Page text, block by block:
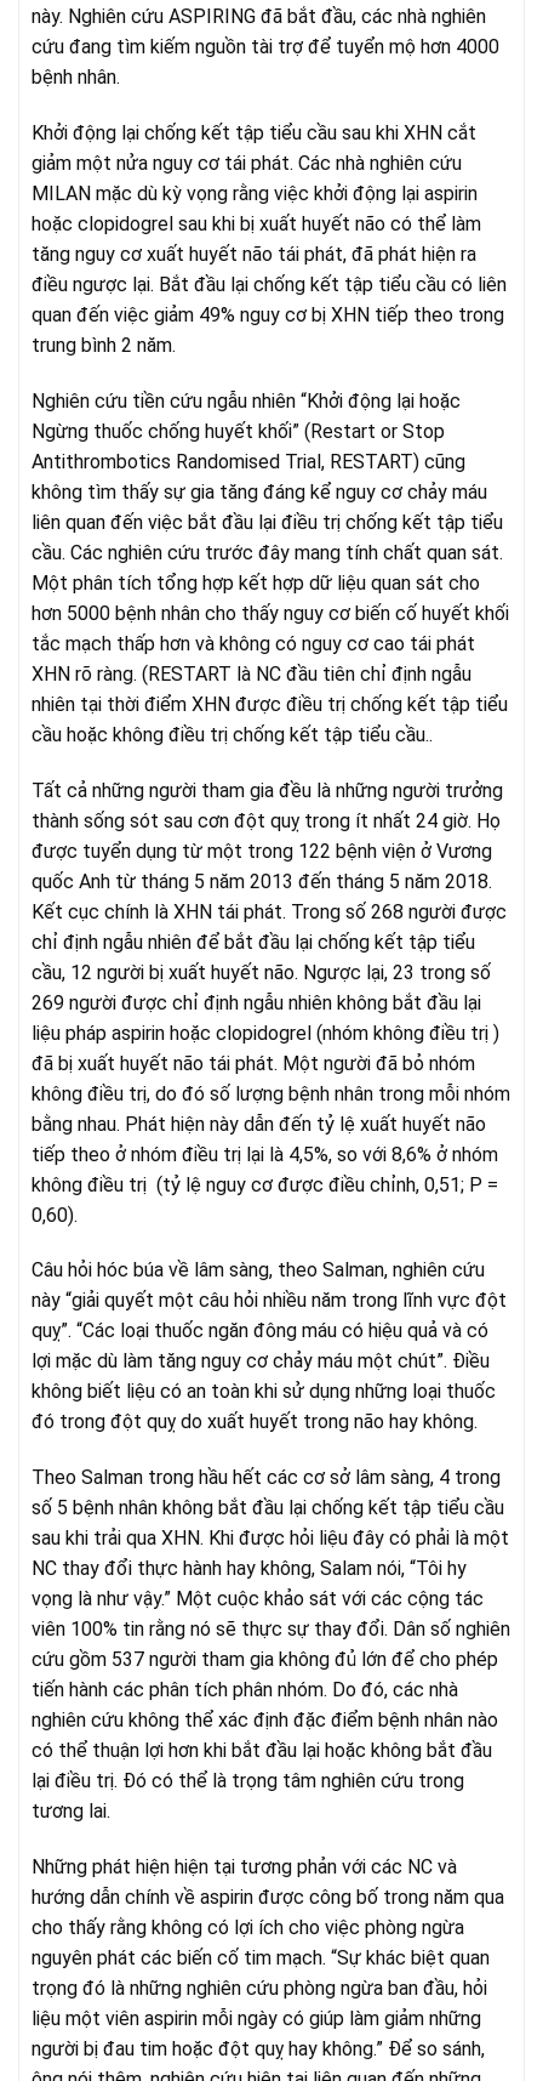
này. Nghiên cứu ASPIRING đã bắt đầu, các nhà nghiên
cứu đang tìm kiếm nguồn tài trợ để tuyển mộ hơn 4000
bệnh nhân.
Khởi động lại chống kết tập tiểu cầu sau khi XHN cắt
giảm một nửa nguy cơ tái phát. Các nhà nghiên cứu
MILAN mặc dù kỳ vọng rằng việc khởi động lại aspirin
hoặc clopidogrel sau khi bị xuất huyết não có thể làm
tăng nguy cơ xuất huyết não tái phát, đã phát hiện ra
điều ngược lại. Bắt đầu lại chống kết tập tiểu cầu có liên
quan đến việc giảm 49% nguy cơ bị XHN tiếp theo trong
trung bình 2 năm.
Nghiên cứu tiền cứu ngẫu nhiên “Khởi động lại hoặc
Ngừng thuốc chống huyết khối” (Restart or Stop
Antithrombotics Randomised Trial, RESTART) cũng
không tìm thấy sự gia tăng đáng kể nguy cơ chảy máu
liên quan đến việc bắt đầu lại điều trị chống kết tập tiểu
cầu. Các nghiên cứu trước đây mang tính chất quan sát.
Một phân tích tổng hợp kết hợp dữ liệu quan sát cho
hơn 5000 bệnh nhân cho thấy nguy cơ biến cố huyết khối
tắc mạch thấp hơn và không có nguy cơ cao tái phát
XHN rõ ràng. (RESTART là NC đầu tiên chỉ định ngẫu
nhiên tại thời điểm XHN được điều trị chống kết tập tiểu
cầu hoặc không điều trị chống kết tập tiểu cầu..
Tất cả những người tham gia đều là những người trưởng
thành sống sót sau cơn đột quỵ trong ít nhất 24 giờ. Họ
được tuyển dụng từ một trong 122 bệnh viện ở Vương
quốc Anh từ tháng 5 năm 2013 đến tháng 5 năm 2018.
Kết cục chính là XHN tái phát. Trong số 268 người được
chỉ định ngẫu nhiên để bắt đầu lại chống kết tập tiểu
cầu, 12 người bị xuất huyết não. Ngược lại, 23 trong số
269 người được chỉ định ngẫu nhiên không bắt đầu lại
liệu pháp aspirin hoặc clopidogrel (nhóm không điều trị )
đã bị xuất huyết não tái phát. Một người đã bỏ nhóm
không điều trị, do đó số lượng bệnh nhân trong mỗi nhóm
bằng nhau. Phát hiện này dẫn đến tỷ lệ xuất huyết não
tiếp theo ở nhóm điều trị lại là 4,5%, so với 8,6% ở nhóm
không điều trị (tỷ lệ nguy cơ được điều chỉnh, 0,51; P =
0,60).
Câu hỏi hóc búa về lâm sàng, theo Salman, nghiên cứu
này “giải quyết một câu hỏi nhiều năm trong lĩnh vực đột
quỵ”. “Các loại thuốc ngăn đông máu có hiệu quả và có
lợi mặc dù làm tăng nguy cơ chảy máu một chút”. Điều
không biết liệu có an toàn khi sử dụng những loại thuốc
đó trong đột quỵ do xuất huyết trong não hay không.
Theo Salman trong hầu hết các cơ sở lâm sàng, 4 trong
số 5 bệnh nhân không bắt đầu lại chống kết tập tiểu cầu
sau khi trải qua XHN. Khi được hỏi liệu đây có phải là một
NC thay đổi thực hành hay không, Salam nói, “Tôi hy
vọng là như vậy.” Một cuộc khảo sát với các cộng tác
viên 100% tin rằng nó sẽ thực sự thay đổi. Dân số nghiên
cứu gồm 537 người tham gia không đủ lớn để cho phép
tiến hành các phân tích phân nhóm. Do đó, các nhà
nghiên cứu không thể xác định đặc điểm bệnh nhân nào
có thể thuận lợi hơn khi bắt đầu lại hoặc không bắt đầu
lại điều trị. Đó có thể là trọng tâm nghiên cứu trong
tương lai.
Những phát hiện hiện tại tương phản với các NC và
hướng dẫn chính về aspirin được công bố trong năm qua
cho thấy rằng không có lợi ích cho việc phòng ngừa
nguyên phát các biến cố tim mạch. “Sự khác biệt quan
trọng đó là những nghiên cứu phòng ngừa ban đầu, hỏi
liệu một viên aspirin mỗi ngày có giúp làm giảm những
người bị đau tim hoặc đột quỵ hay không.” Để so sánh,